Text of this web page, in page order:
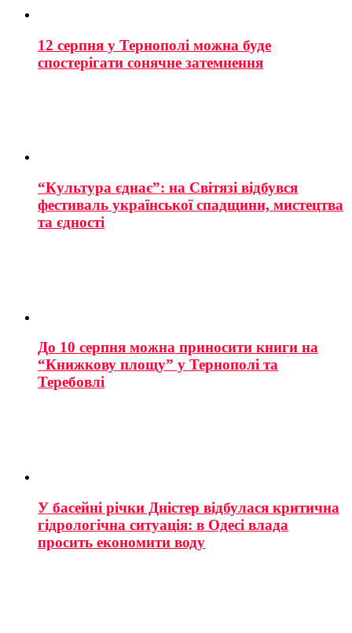
12 серпня у Тернополі можна буде
спостерігати сонячне затемнення
“Культура єднає”: на Світязі відбувся
фестиваль української спадщини, мистецтва
та єдності
До 10 серпня можна приносити книги на
“Книжкову площу” у Тернополі та
Теребовлі
У басейні річки Дністер відбулася критична
гідрологічна ситуація: в Одесі влада
просить економити воду